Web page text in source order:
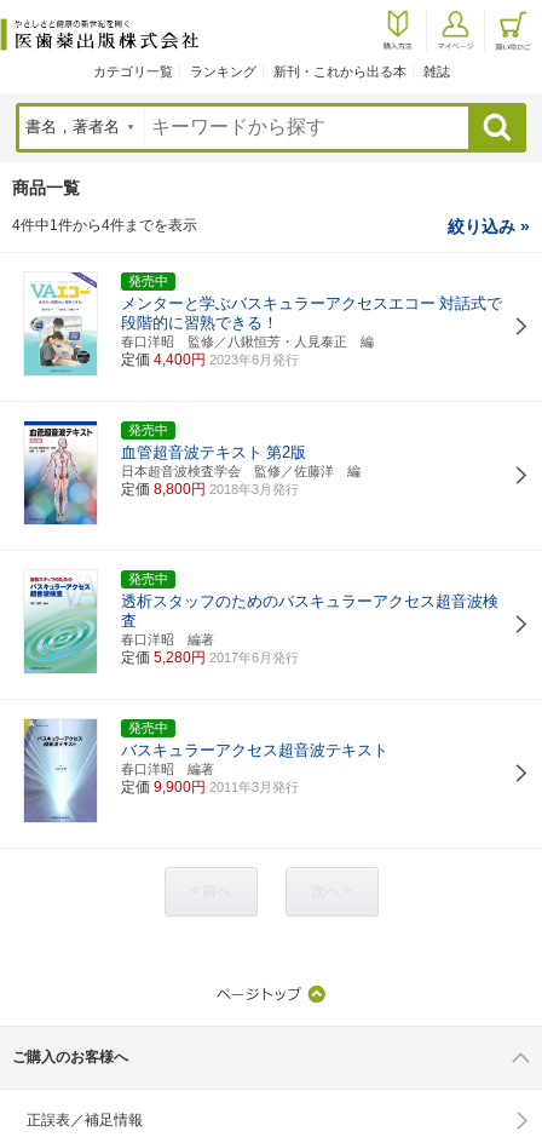
カテゴリ一覧 ランキング 新刊・これから出る本 雑誌
検索
商品一覧
4件中1件から4件までを表示 絞り込み »
発売中
メンターと学ぶバスキュラーアクセスエコー 対話式で
段階的に習熟できる！
春口洋昭 監修／八鍬恒芳・人見泰正 編
定価 4,400円 2023年6月発行
発売中
血管超音波テキスト 第2版
日本超音波検査学会 監修／佐藤洋 編
定価 8,800円 2018年3月発行
発売中
透析スタッフのためのバスキュラーアクセス超音波検
査
春口洋昭 編著
定価 5,280円 2017年6月発行
発売中
バスキュラーアクセス超音波テキスト
春口洋昭 編著
定価 9,900円 2011年3月発行
ご購入のお客様へ
正誤表／補足情報